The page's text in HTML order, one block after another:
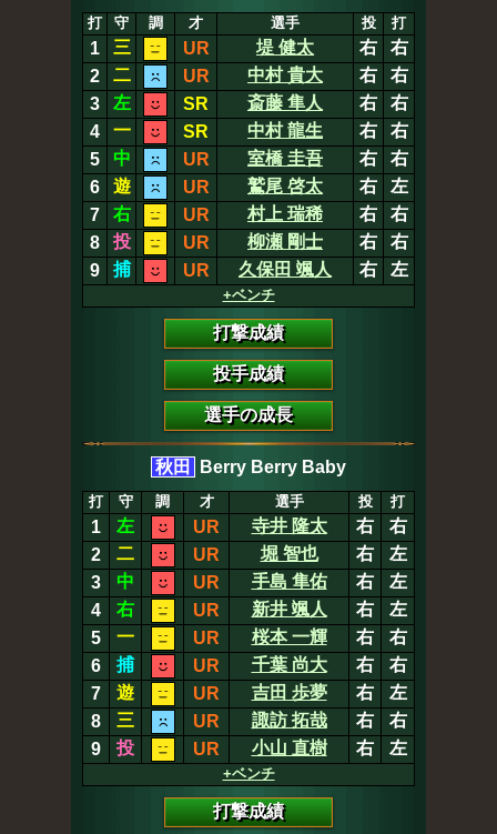
打 守 調 才 選手 投 打
1 三 UR 堤 健太 右
右
2
二 UR 中村 貴大 右
右
3
左 SR 斎藤 隼人 右
右
4
一 SR 中村 龍生 右
右
5
中 UR 室橋 圭吾 右
右
6
遊 UR 鷲尾 啓太 右
左
7
右 UR 村上 瑞稀 右
右
8
投 UR 柳瀬 剛士 右
右
9
捕 UR 久保田 颯人 右 左
+ベンチ
打撃成績
投手成績
選手の成長
秋田 Berry Berry Baby
打 守 調 才 選手 投 打
1 左 UR 寺井 隆太 右
右
2
二 UR 堀 智也 右
左
3
中 UR 手島 隼佑 右
左
4
右 UR 新井 颯人 右
左
5
一 UR 桜本 一輝 右
右
6
捕 UR 千葉 尚大 右
右
7
遊 UR 吉田 歩夢 右
左
8
三 UR 諏訪 拓哉 右
右
9
投 UR 小山 直樹 右 左
+ベンチ
打撃成績